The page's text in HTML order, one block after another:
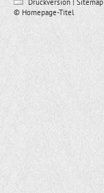
Druckversion | Sitemap
© Homepage-Titel